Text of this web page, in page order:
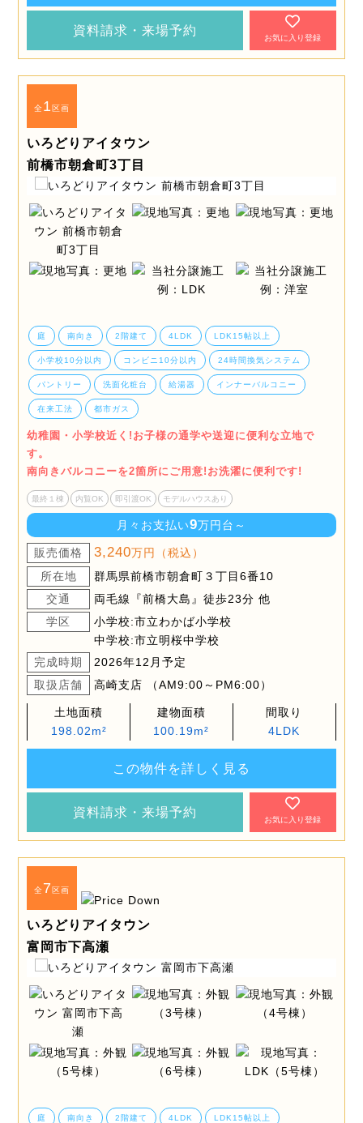
資料請求・来場予約
お気に入り登録
全1区画
いろどりアイタウン
前橋市朝倉町3丁目
庭 南向き 2階建て 4LDK LDK15帖以上
小学校10分以内 コンビニ10分以内 24時間換気システム
パントリー 洗面化粧台 給湯器 インナーバルコニー
在来工法 都市ガス
幼稚園・小学校近く!お子様の通学や送迎に便利な立地で
す。
南向きバルコニーを2箇所にご用意!お洗濯に便利です!
最終１棟 内覧OK 即引渡OK モデルハウスあり
月々お支払い9万円台～
販売価格 3,240万円（税込）
所在地
群馬県前橋市朝倉町３丁目6番10
交通
両毛線『前橋大島』徒歩23分 他
学区
小学校:市立わかば小学校
中学校:市立明桜中学校
完成時期
2026年12月予定
取扱店舗
高崎支店 （AM9:00～PM6:00）
土地面積
198.02m²
建物面積
100.19m²
間取り
4LDK
この物件を詳しく見る
資料請求・来場予約
お気に入り登録
全7区画
いろどりアイタウン
富岡市下高瀬
庭 南向き 2階建て 4LDK LDK15帖以上